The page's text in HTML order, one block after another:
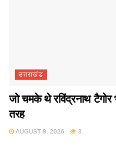
उत्तराखंड
जो चमके थे रविंद्रनाथ टैगोर
तरह
AUGUST 8, 2026 3